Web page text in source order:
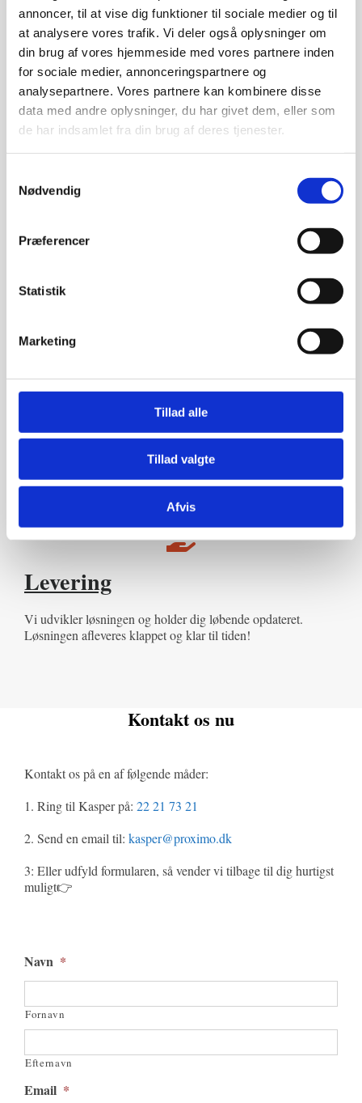
annoncer, til at vise dig funktioner til sociale medier og til
at analysere vores trafik. Vi deler også oplysninger om
din brug af vores hjemmeside med vores partnere inden
for sociale medier, annonceringspartnere og
analysepartnere. Vores partnere kan kombinere disse
data med andre oplysninger, du har givet dem, eller som
de har indsamlet fra din brug af deres tjenester.
Nødvendig
Præferencer
Statistik
Marketing
Tillad alle
Tillad valgte
Afvis
Priser og levering
Vores timepris er 999 (ekskl. moms).
Når du kontakter os, afdækker vi opgavens omfang og pris.
Sådan her foregår det!
Trin 1: Kontakt os
den rigtige løsning for jer.
Når vi kender din opgave tilstrækkeligt godt, giver vi dig et
Levering
Vi udvikler løsningen og holder dig løbende opdateret.
Løsningen afleveres klappet og klar til tiden!
Kontakt os nu
Kontakt os på en af følgende måder:
1. Ring til Kasper på: 22 21 73 21
2. Send en email til: kasper@proximo.dk
3: Eller udfyld formularen, så vender vi tilbage til dig hurtigst
muligt👉
Navn *
Fornavn
Efternavn
Email *